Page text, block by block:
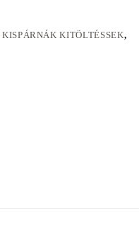
KISPÁRNÁK KITÖLTÉSSEK,